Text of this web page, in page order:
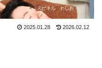
2025.01.28 2026.02.12